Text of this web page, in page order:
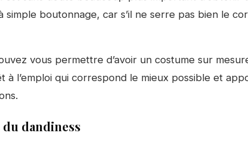
simple boutonnage, car s’il ne serre pas bien le
vous permettre d’avoir un costume sur
à l’emploi qui correspond le mieux possible et
dandiness